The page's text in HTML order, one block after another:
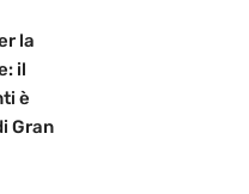
la
il
è
Gran